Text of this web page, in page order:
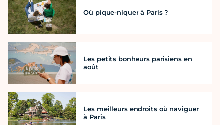
Où pique-niquer à Paris ?
Les petits bonheurs parisiens en
août
Les meilleurs endroits où naviguer
à Paris